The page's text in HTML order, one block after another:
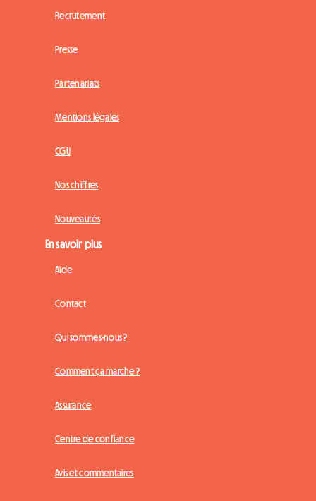
Recrutement
Presse
Partenariats
Mentions légales
CGU
Nos chiffres
Nouveautés
En savoir plus
Aide
Contact
Qui sommes-nous ?
Comment ça marche ?
Assurance
Centre de confiance
Avis et commentaires